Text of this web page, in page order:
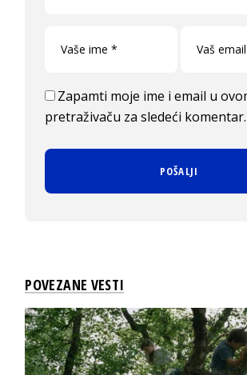
Zapamti moje ime i email u
pretraživaču za sledeći komentar.
POVEZANE VESTI